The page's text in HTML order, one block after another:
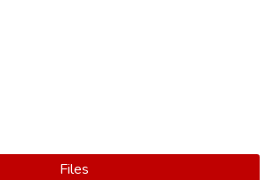
Files